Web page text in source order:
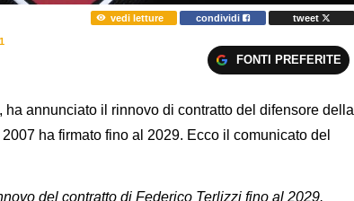
vedi letture condividi tweet
FONTI PREFERITE
annunciato il rinnovo di contratto del difensore della
ha firmato fino al 2029. Ecco il comunicato del
del contratto di Federico Terlizzi fino al 2029.